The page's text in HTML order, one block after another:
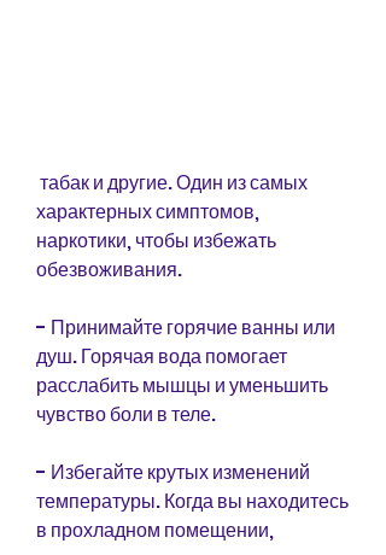
характерных симптомов,
наркотики, чтобы избежать
обезвоживания.
- Принимайте горячие ванны или
душ. Горячая вода помогает
расслабить мышцы и уменьшить
чувство боли в теле.
- Избегайте крутых изменений
температуры. Когда вы находитесь
в прохладном помещении,